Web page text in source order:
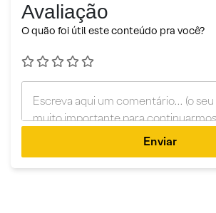
Avaliação
O quão foi útil este conteúdo pra você?
Enviar